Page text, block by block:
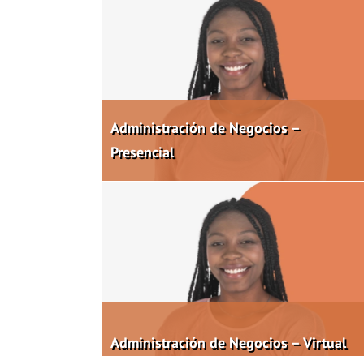
Administración de Negocios –
Presencial
Administración de Negocios – Virtual